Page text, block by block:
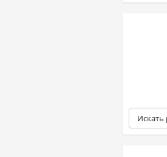
Искать